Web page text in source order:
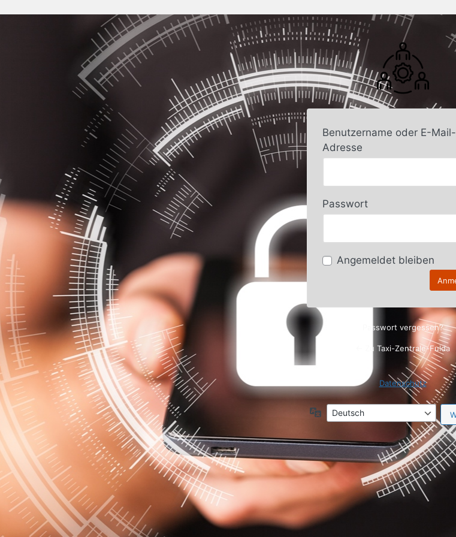
Anmelden
Benutzername oder E-Mail-
Adresse
Passwort
Angemeldet bleiben
Passwort vergessen?
← Zu Taxi-Zentrale-Fulda
Datenschutz
Sprache